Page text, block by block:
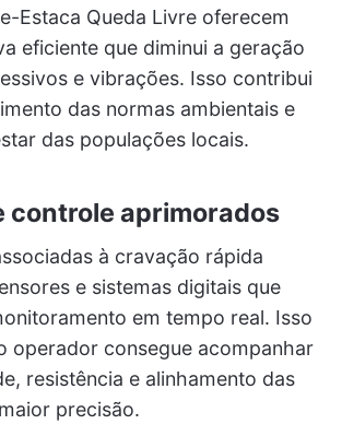
Estaca Queda Livre oferecem
eficiente que diminui a geração
e vibrações. Isso contribui
das normas ambientais e
das populações locais.
controle aprimorados
à cravação rápida
e sistemas digitais que
em tempo real. Isso
operador consegue acompanhar
resistência e alinhamento das
precisão.